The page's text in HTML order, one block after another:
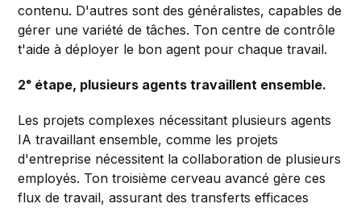
contenu. D'autres sont des généralistes, capables de
gérer une variété de tâches. Ton centre de contrôle
t'aide à déployer le bon agent pour chaque travail.
2ᵉ étape, plusieurs agents travaillent ensemble.
Les projets complexes nécessitant plusieurs agents
IA travaillant ensemble, comme les projets
d'entreprise nécessitent la collaboration de plusieurs
employés. Ton troisième cerveau avancé gère ces
flux de travail, assurant des transferts efficaces